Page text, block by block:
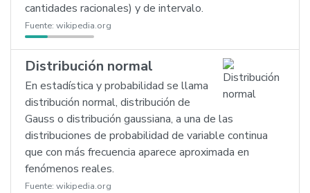
cantidades racionales) y de intervalo.
Fuente: wikipedia.org
Distribución normal
En estadística y probabilidad se llama
distribución normal, distribución de
Gauss o distribución gaussiana, a una de las
distribuciones de probabilidad de variable continua
que con más frecuencia aparece aproximada en
fenómenos reales.
Fuente: wikipedia.org